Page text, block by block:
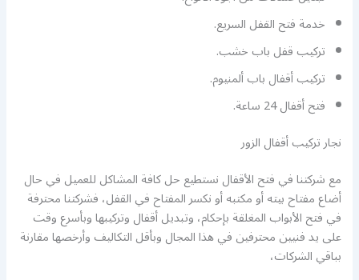
خدمة فتح القفل السريع.
تركيب قفل باب خشب.
تركيب أقفال باب ألمنيوم.
فتح أقفال 24 ساعة.
نجار تركيب أقفال الزور
مع شركتنا في فتح الأقفال نستطيع حل كافة المشاكل للعميل في حال
أضاع مفتاح بيته أو مكتبه أو نكسر المفتاح في القفل، فشركتنا محترفة
في فتح الأبواب المغلقة بإحكام، وتبديل أقفال وتركيبها وبأسرع وقت
على يد فنيين محترفين في هذا المجال وبأقل التكاليف وأرخصها مقارنة
بباقي الشركات،